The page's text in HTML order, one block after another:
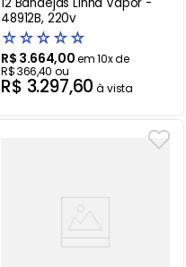
48912B, 220v
☆☆☆☆☆
R$ 3.664,00em10x de
R$366,40 ou
R$ 3.297,60 à vista